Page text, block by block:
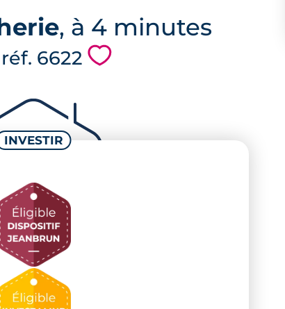
, à 4 minutes
6622 💗